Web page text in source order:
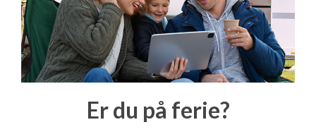
Er du på ferie?